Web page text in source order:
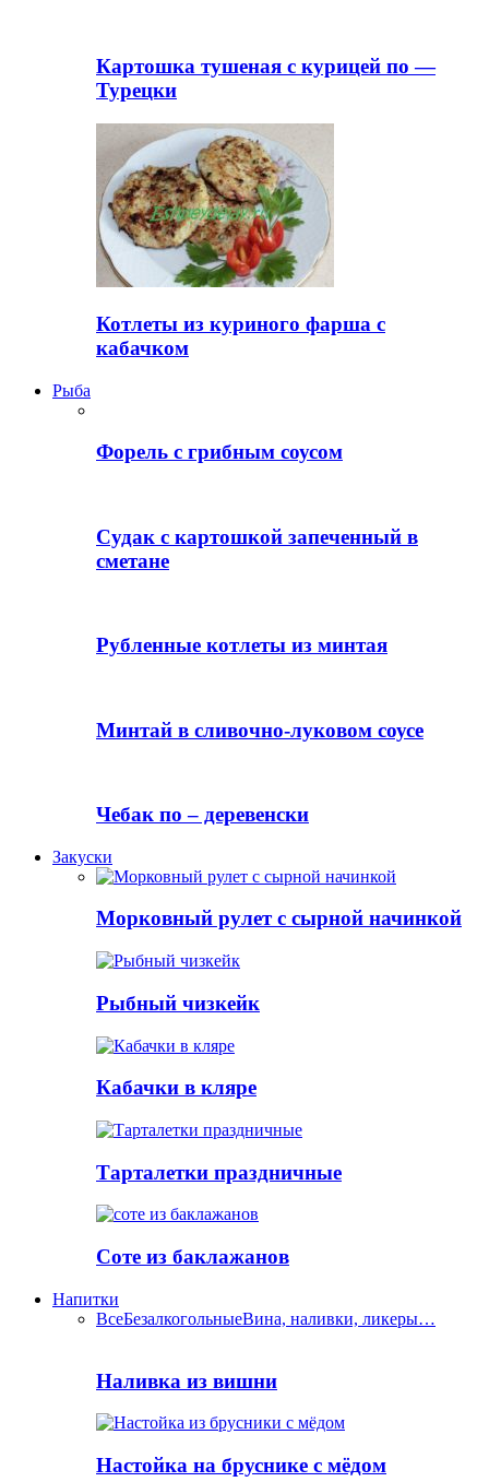
Картошка тушеная с курицей по —
Турецки
Котлеты из куриного фарша с
кабачком
Рыба
Форель с грибным соусом
Судак с картошкой запеченный в
сметане
Рубленные котлеты из минтая
Минтай в сливочно-луковом соусе
Чебак по – деревенски
Закуски
Морковный рулет с сырной начинкой
Рыбный чизкейк
Кабачки в кляре
Тарталетки праздничные
Соте из баклажанов
Напитки
ВсеБезалкогольныеВина, наливки, ликеры…
Наливка из вишни
Настойка на бруснике с мёдом